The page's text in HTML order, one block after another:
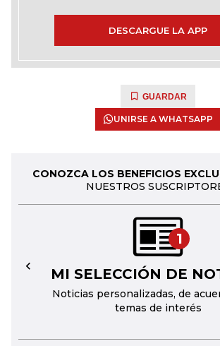
DESCARGUE LA APP
GUARDAR
UNIRSE A WHATSAPP
CONOZCA LOS BENEFICIOS
NUESTROS
1
MI SELECCIÓN DE
Noticias personalizadas, de
temas de interés
←